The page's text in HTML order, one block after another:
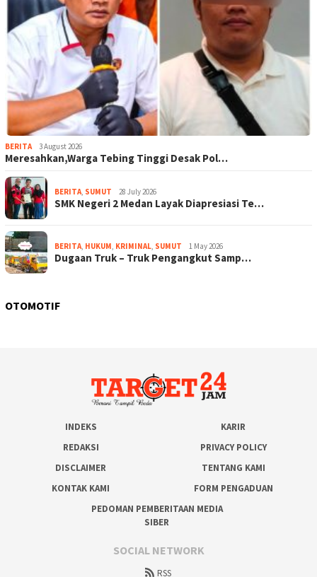
BERITA 3 August 2026
Meresahkan,Warga Tebing Tinggi Desak Pol…
BERITA, SUMUT 28 July 2026
SMK Negeri 2 Medan Layak Diapresiasi Te…
BERITA, HUKUM, KRIMINAL, SUMUT 1 May 2026
Dugaan Truk – Truk Pengangkut Samp…
OTOMOTIF
INDEKS
KARIR
REDAKSI
PRIVACY POLICY
DISCLAIMER
TENTANG KAMI
KONTAK KAMI
FORM PENGADUAN
PEDOMAN PEMBERITAAN MEDIA
SIBER
SOCIAL NETWORK
RSS